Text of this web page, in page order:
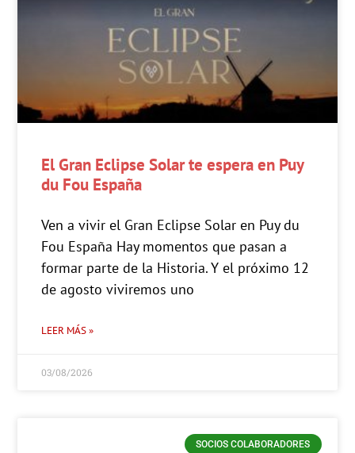
El Gran Eclipse Solar te espera en Puy
du Fou España
Ven a vivir el Gran Eclipse Solar en Puy du
Fou España Hay momentos que pasan a
formar parte de la Historia. Y el próximo 12
de agosto viviremos uno
LEER MÁS »
03/08/2026
SOCIOS COLABORADORES